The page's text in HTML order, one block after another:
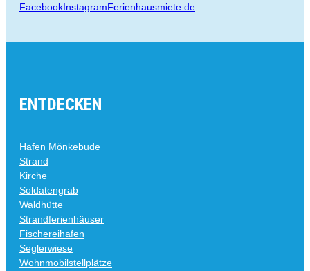
FacebookInstagramFerienhausmiete.de
ENTDECKEN
Hafen Mönkebude
Strand
Kirche
Soldatengrab
Waldhütte
Strandferienhäuser
Fischereihafen
Seglerwiese
Wohnmobilstellplätze